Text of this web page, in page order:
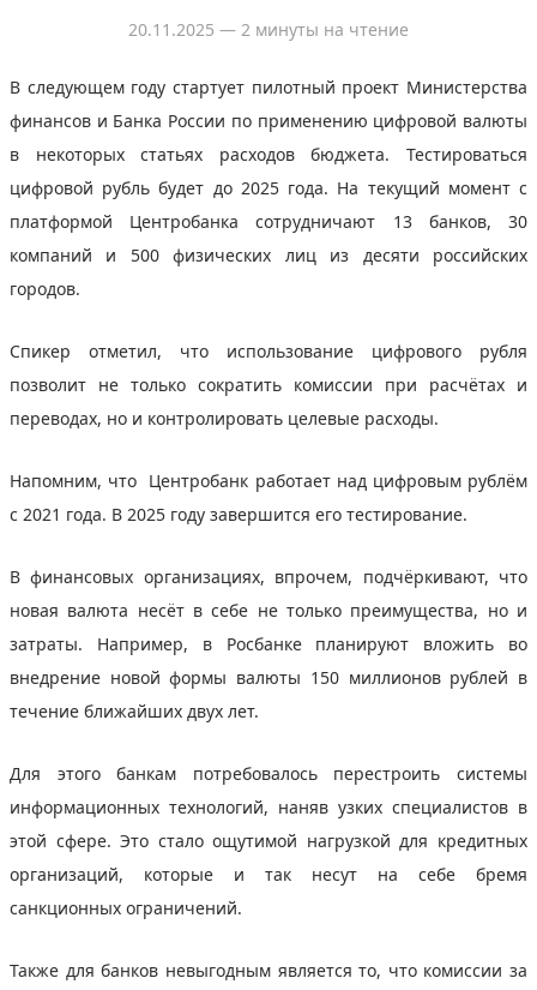
20.11.2025 — 2 минуты на чтение
В следующем году стартует пилотный проект Министерства
финансов и Банка России по применению цифровой валюты
в некоторых статьях расходов бюджета. Тестироваться
цифровой рубль будет до 2025 года. На текущий момент с
платформой Центробанка сотрудничают 13 банков, 30
компаний и 500 физических лиц из десяти российских
городов.
Спикер отметил, что использование цифрового рубля
позволит не только сократить комиссии при расчётах и
переводах, но и контролировать целевые расходы.
Напомним, что Центробанк работает над цифровым рублём
с 2021 года. В 2025 году завершится его тестирование.
В финансовых организациях, впрочем, подчёркивают, что
новая валюта несёт в себе не только преимущества, но и
затраты. Например, в Росбанке планируют вложить во
внедрение новой формы валюты 150 миллионов рублей в
течение ближайших двух лет.
Для этого банкам потребовалось перестроить системы
информационных технологий, наняв узких специалистов в
этой сфере. Это стало ощутимой нагрузкой для кредитных
организаций, которые и так несут на себе бремя
санкционных ограничений.
Также для банков невыгодным является то, что комиссии за